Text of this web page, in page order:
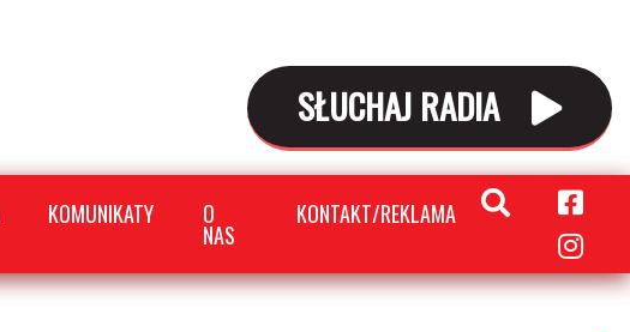
SŁUCHAJ RADIA
KOMUNIKATY O
NAS
KONTAKT/REKLAMA